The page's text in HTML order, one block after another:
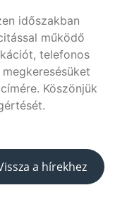
időszakban
működő
telefonos
Köszönjük
a hírekhez